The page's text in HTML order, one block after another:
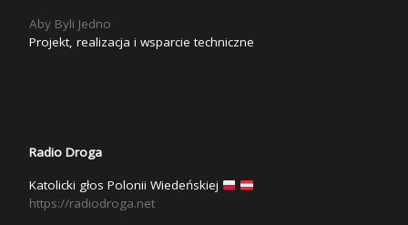
Aby Byli Jedno
Projekt, realizacja i wsparcie techniczne
Radio Droga
Katolicki głos Polonii Wiedeńskiej
https://radiodroga.net